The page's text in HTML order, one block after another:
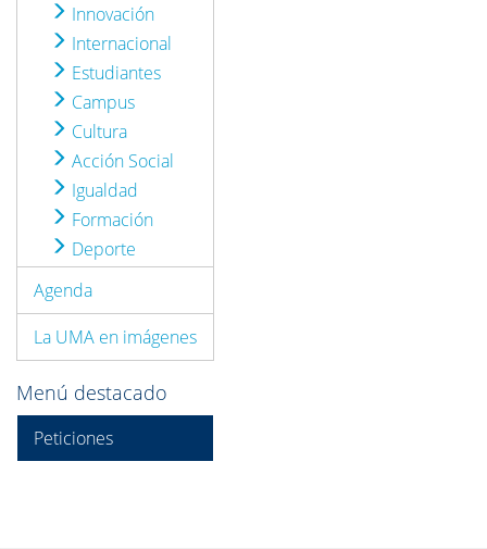
Innovación
Internacional
Estudiantes
Campus
Cultura
Acción Social
Igualdad
Formación
Deporte
Agenda
La UMA en imágenes
Menú destacado
Peticiones